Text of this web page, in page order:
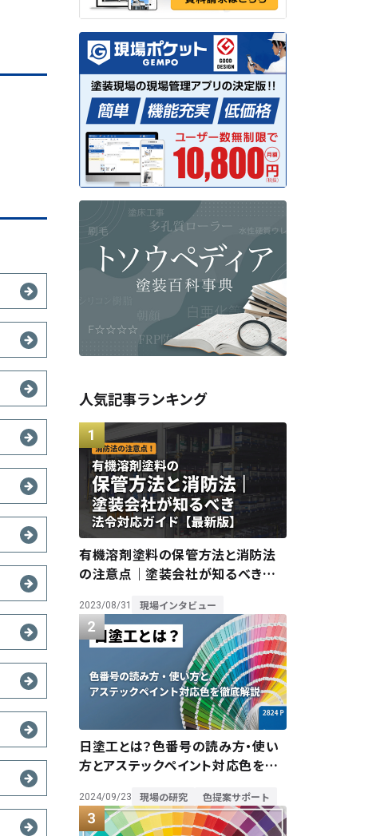
人気記事ランキング
有機溶剤塗料の保管方法と消防法
の注意点｜塗装会社が知るべき法
2023/08/31 現場インタビュー
日塗工とは？色番号の読み方・使い
方とアステックペイント対応色を徹
2024/09/23 現場の研究 色提案サポート